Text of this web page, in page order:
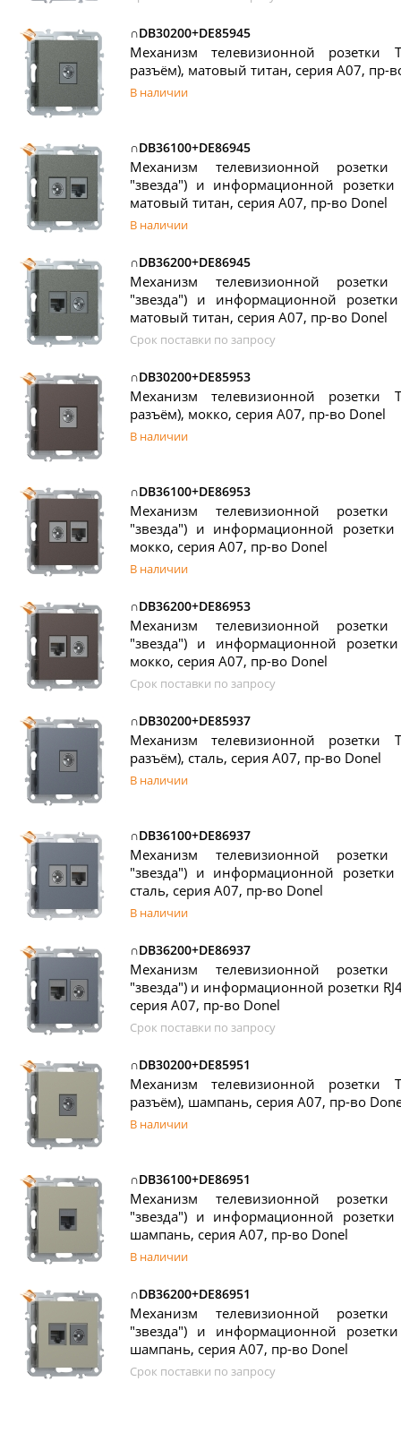
∩DB30200+DE85945
Механизм телевизионной розетки
разъём), матовый титан, серия A07, пр-
В наличии
∩DB36100+DE86945
Механизм телевизионной
"звезда") и информационной розетки
матовый титан, серия A07, пр-во Donel
В наличии
∩DB36200+DE86945
Механизм телевизионной
"звезда") и информационной
матовый титан, серия A07, пр-во Donel
Срок поставки по запросу
∩DB30200+DE85953
Механизм телевизионной розетки
разъём), мокко, серия A07, пр-во Donel
В наличии
∩DB36100+DE86953
Механизм телевизионной
"звезда") и информационной розетки
мокко, серия A07, пр-во Donel
В наличии
∩DB36200+DE86953
Механизм телевизионной
"звезда") и информационной
мокко, серия A07, пр-во Donel
Срок поставки по запросу
∩DB30200+DE85937
Механизм телевизионной розетки
разъём), сталь, серия A07, пр-во Donel
В наличии
∩DB36100+DE86937
Механизм телевизионной
"звезда") и информационной розетки
сталь, серия A07, пр-во Donel
В наличии
∩DB36200+DE86937
Механизм телевизионной
"звезда") и информационной розетки
серия A07, пр-во Donel
Срок поставки по запросу
∩DB30200+DE85951
Механизм телевизионной розетки
разъём), шампань, серия A07, пр-во
В наличии
∩DB36100+DE86951
Механизм телевизионной
"звезда") и информационной розетки
шампань, серия A07, пр-во Donel
В наличии
∩DB36200+DE86951
Механизм телевизионной
"звезда") и информационной
шампань, серия A07, пр-во Donel
Срок поставки по запросу